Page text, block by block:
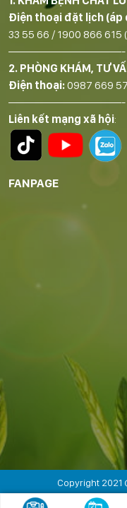
Điện thoại đặt lịch (áp
33 55 66 / 1900 866 615
——————————-
2. PHÒNG KHÁM, TƯ
Điện thoại:0987 669
——————————-
Liên kết mạng xã hội:
FANPAGE
Copyright 2021